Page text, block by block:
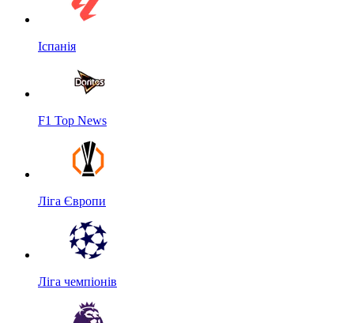
Іспанія
F1 Top News
Ліга Європи
Ліга чемпіонів